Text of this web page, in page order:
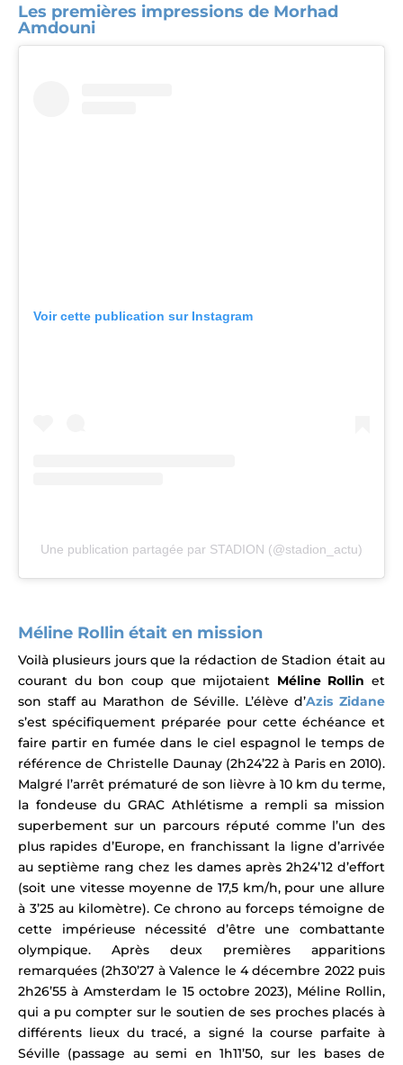
Les premières impressions de Morhad
Amdouni
Voir cette publication sur Instagram
Une publication partagée par STADION (@stadion_actu)
Méline Rollin était en mission
Voilà plusieurs jours que la rédaction de Stadion était au
courant du bon coup que mijotaient Méline Rollin et
son staff au Marathon de Séville. L’élève d’Azis Zidane
s’est spécifiquement préparée pour cette échéance et
faire partir en fumée dans le ciel espagnol le temps de
référence de Christelle Daunay (2h24’22 à Paris en 2010).
Malgré l’arrêt prématuré de son lièvre à 10 km du terme,
la fondeuse du GRAC Athlétismea rempli sa mission
superbement sur un parcours réputé comme l’un des
plus rapides d’Europe, en franchissant la ligne d’arrivée
au septième rang chez les dames après 2h24’12 d’effort
(soit une vitesse moyenne de 17,5 km/h, pour une allure
à 3’25 au kilomètre). Ce chrono au forceps témoigne de
cette impérieuse nécessité d’être une combattante
olympique. Après deux premières apparitions
remarquées (2h30’27 à Valence le 4 décembre 2022 puis
2h26’55 à Amsterdam le 15 octobre 2023), Méline Rollin,
qui a pu compter sur le soutien de ses proches placés à
différents lieux du tracé,a signé la course parfaite à
Séville (passage au semi en 1h11’50, sur les bases de